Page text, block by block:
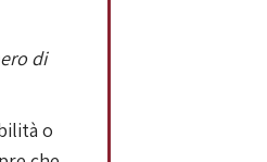
di
o